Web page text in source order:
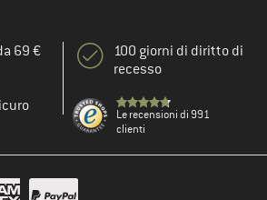
69 €
100 giorni di diritto di
recesso
Le recensioni di 991
clienti